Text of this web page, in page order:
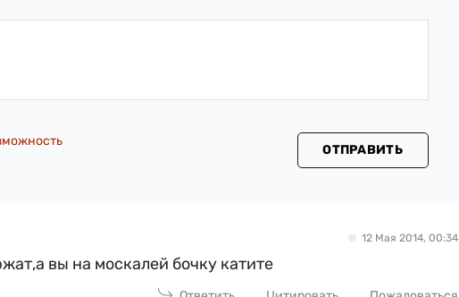
ОТПРАВИТЬ
12 Мая 2014, 00:34
вы на москалей бочку катите